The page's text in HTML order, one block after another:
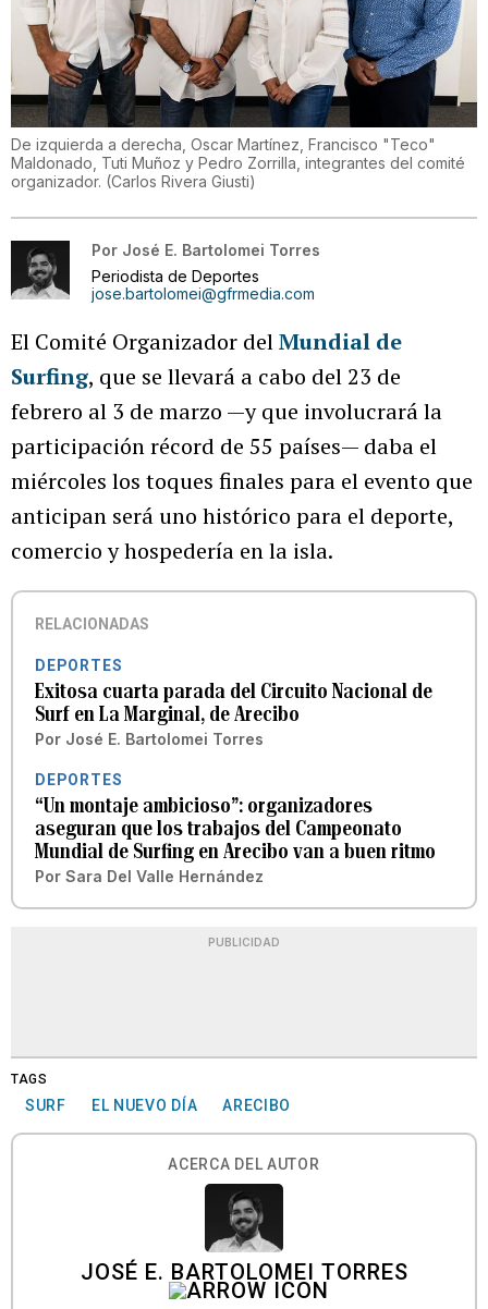
De izquierda a derecha, Oscar Martínez, Francisco "Teco"
Maldonado, Tuti Muñoz y Pedro Zorrilla, integrantes del comité
organizador. (Carlos Rivera Giusti)
Por José E. Bartolomei Torres
Periodista de Deportes
jose.bartolomei@gfrmedia.com
El Comité Organizador delMundial de
Surfing, que se llevará a cabo del 23 de
febrero al 3 de marzo —y que involucrará la
participación récord de 55 países— daba el
miércoles los toques finales para el evento que
anticipan será uno histórico para el deporte,
comercio y hospedería en la isla.
RELACIONADAS
DEPORTES
Exitosa cuarta parada del Circuito Nacional de
Surf en La Marginal, de Arecibo
Por José E. Bartolomei Torres
DEPORTES
“Un montaje ambicioso”: organizadores
aseguran que los trabajos del Campeonato
Mundial de Surfing en Arecibo van a buen ritmo
Por Sara Del Valle Hernández
PUBLICIDAD
TAGS
SURF EL NUEVO DÍA ARECIBO
ACERCA DEL AUTOR
JOSÉ E. BARTOLOMEI TORRES